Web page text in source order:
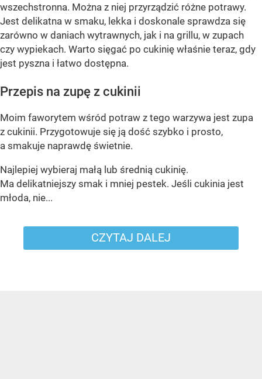
wszechstronna. Można z niej przyrządzić różne potrawy.
Jest delikatna w smaku, lekka i doskonale sprawdza się
zarówno w daniach wytrawnych, jak i na grillu, w zupach
czy wypiekach. Warto sięgać po cukinię właśnie teraz, gdy
jest pyszna i łatwo dostępna.
Przepis na zupę z cukinii
Moim faworytem wśród potraw z tego warzywa jest zupa
z cukinii. Przygotowuje się ją dość szybko i prosto,
a smakuje naprawdę świetnie.
Najlepiej wybieraj małą lub średnią cukinię.
Ma delikatniejszy smak i mniej pestek. Jeśli cukinia jest
młoda, nie...
CZYTAJ DALEJ